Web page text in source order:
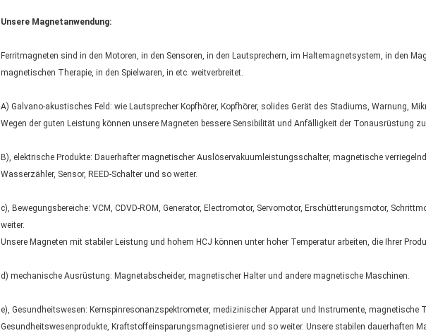
Unsere Magnetanwendung:
Ferritmagneten sind in den Motoren, in den Sensoren, in den Lautsprechern, im Haltemagnetsystem, in den
magnetischen Therapie, in den Spielwaren, in etc. weitverbreitet.
A) Galvano-akustisches Feld: wie Lautsprecher Kopfhörer, Kopfhörer, solides Gerät des Stadiums, Warnung,
Wegen der guten Leistung können unsere Magneten bessere Sensibilität und Anfälligkeit der Tonausrüstung
B), elektrische Produkte: Dauerhafter magnetischer Auslöservakuumleistungsschalter, magnetische
Wasserzähler, Sensor, REED-Schalter und so weiter.
c), Bewegungsbereiche: VCM, CDVD-ROM, Generator, Electromotor, Servomotor, Erschütterungsmotor,
weiter.
Unsere Magneten mit stabiler Leistung und hohem HCJ können unter hoher Temperatur arbeiten, die Ihrer
d) mechanische Ausrüstung: Magnetabscheider, magnetischer Halter und andere magnetische Maschinen.
e), Gesundheitswesen: Kernspinresonanzspektrometer, medizinischer Apparat und Instrumente, magnetische
Gesundheitswesenprodukte, Kraftstoffeinsparungsmagnetisierer und so weiter. Unsere stabilen dauerhaften